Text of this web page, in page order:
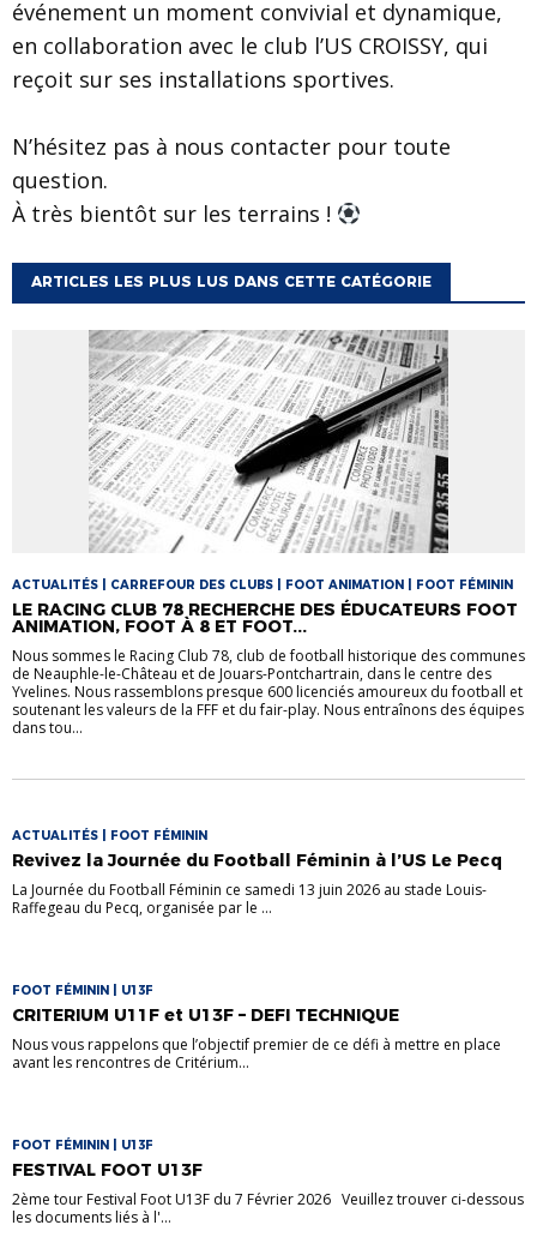
événement un moment convivial et dynamique,
en collaboration avec le club l’US CROISSY, qui
reçoit sur ses installations sportives.
N’hésitez pas à nous contacter pour toute
question.
À très bientôt sur les terrains !
ARTICLES LES PLUS LUS DANS CETTE CATÉGORIE
ACTUALITÉS | CARREFOUR DES CLUBS | FOOT ANIMATION | FOOT FÉMININ
LE RACING CLUB 78 RECHERCHE DES ÉDUCATEURS FOOT
ANIMATION, FOOT À 8 ET FOOT...
Nous sommes le Racing Club 78, club de football historique des communes
de Neauphle-le-Château et de Jouars-Pontchartrain, dans le centre des
Yvelines. Nous rassemblons presque 600 licenciés amoureux du football et
soutenant les valeurs de la FFF et du fair-play. Nous entraînons des équipes
dans tou...
ACTUALITÉS | FOOT FÉMININ
Revivez la Journée du Football Féminin à l’US Le Pecq
La Journée du Football Féminin ce samedi 13 juin 2026 au stade Louis-
Raffegeau du Pecq, organisée par le ...
FOOT FÉMININ | U13F
CRITERIUM U11F et U13F – DEFI TECHNIQUE
Nous vous rappelons que l’objectif premier de ce défi à mettre en place
avant les rencontres de Critérium...
FOOT FÉMININ | U13F
FESTIVAL FOOT U13F
2ème tour Festival Foot U13F du 7 Février 2026 Veuillez trouver ci-dessous
les documents liés à l'...